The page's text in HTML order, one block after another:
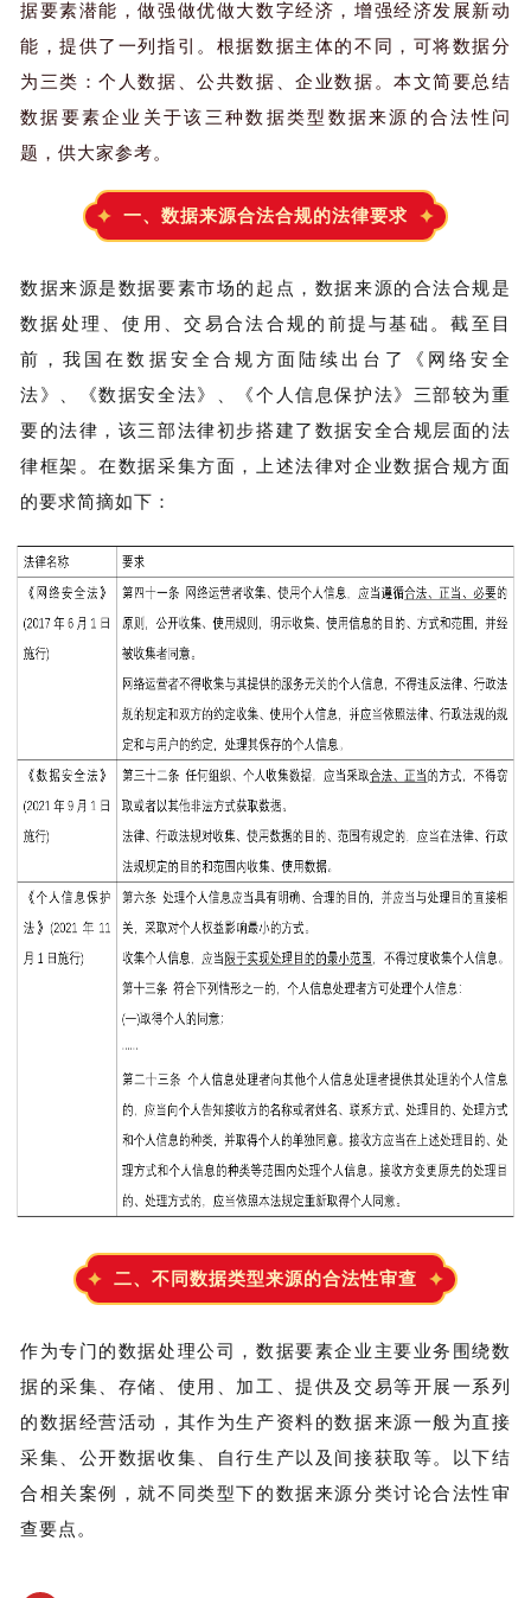
据要素潜能，做强做优做大数字经济，增强经济发展新动
能，提供了一列指引。根据数据主体的不同，可将数据分
为三类：个人数据、公共数据、企业数据。本文简要总结
数据要素企业关于该三种数据类型数据来源的合法性问
题，供大家参考。
一、数据来源合法合规的法律要求
数据来源是数据要素市场的起点，数据来源的合法合规是
数据处理、使用、交易合法合规的前提与基础。截至目
前，我国在数据安全合规方面陆续出台了《网络安全
法》、《数据安全法》、《个人信息保护法》三部较为重
要的法律，该三部法律初步搭建了数据安全合规层面的法
律框架。在数据采集方面，上述法律对企业数据合规方面
的要求简摘如下：
二、不同数据类型来源的合法性审查
作为专门的数据处理公司，数据要素企业主要业务围绕数
据的采集、存储、使用、加工、提供及交易等开展一系列
的数据经营活动，其作为生产资料的数据来源一般为直接
采集、公开数据收集、自行生产以及间接获取等。以下结
合相关案例，就不同类型下的数据来源分类讨论合法性审
查要点。